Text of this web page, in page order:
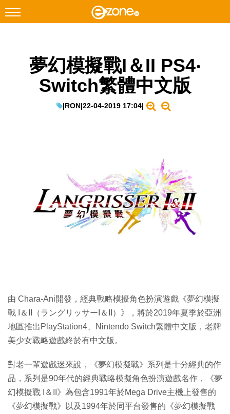
Facebook Instagram
生成式AI與雲端應用
Enterprise Digital Transformation
夢幻模擬戰I＆II PS4‧
Switch繁體中文版
|RON|22-04-2019 17:04|
由 Chara-Ani開發，經典戰略模擬角色扮演遊戲《夢幻模擬
戰 I＆II（ラングリッサーI＆II）》，將於2019年夏季於亞洲
地區推出PlayStation4、Nintendo Switch繁體中文版，老牌
美少女戰略遊戲終於有中文版。
對老一輩遊戲迷來說，《夢幻模擬戰》系列是十分經典的作
品，系列是90年代的經典戰略模擬角色扮演遊戲名作，《夢
幻模擬戰 I＆II》為包含1991年於Mega Drive主機上發售的
《夢幻模擬戰》以及1994年於同平台發售的《夢幻模擬戰